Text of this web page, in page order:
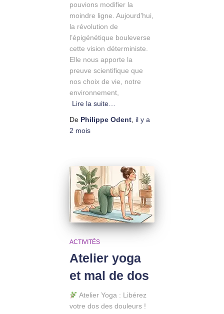
pouvions modifier la
moindre ligne. Aujourd’hui,
la révolution de
l’épigénétique bouleverse
cette vision déterministe.
Elle nous apporte la
preuve scientifique que
nos choix de vie, notre
environnement,
Lire la suite…
De Philippe Odent, il y a
2 mois
ACTIVITÉS
Atelier yoga
et mal de dos
Atelier Yoga : Libérez
votre dos des douleurs !